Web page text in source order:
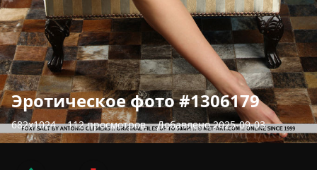
Эротическое фото #1306179
682x1024 112 просмотров Добавлено 2025-09-03